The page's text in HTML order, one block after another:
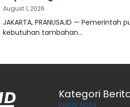
August 1, 2026
JAKARTA, PRANUSA.ID —
kebutuhan tambahan…
Kategori
Kabar Nusa